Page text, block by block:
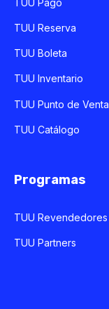
TUU Reserva
TUU Boleta
TUU Inventario
TUU Punto de Venta
TUU Catálogo
Programas
TUU Revendedores
TUU Partners